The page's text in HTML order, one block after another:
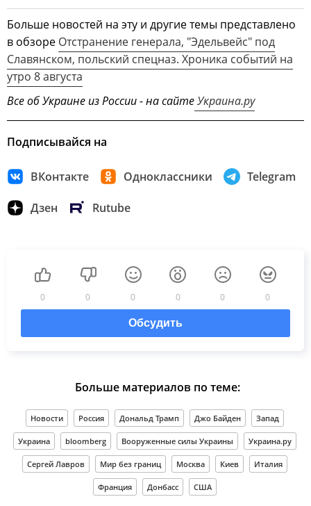
Больше новостей на эту и другие темы представлено
в обзоре Отстранение генерала, "Эдельвейс" под
Славянском, польский спецназ. Хроника событий на
утро 8 августа
Все об Украине из России - на сайтеУкраина.ру
Подписывайся на
ВКонтакте Одноклассники Telegram
Дзен Rutube
0 0 0 0 0 0
Обсудить
Больше материалов по теме:
Новости Россия Дональд Трамп Джо Байден Запад
Украина bloomberg Вооруженные силы Украины Украина.ру
Сергей Лавров Мир без границ Москва Киев Италия
Франция Донбасс США